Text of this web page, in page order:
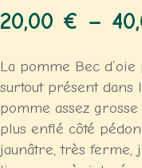
20,00 € –
La pomme Bec
surtout présent dans
pomme assez
plus enflé côté
jaunâtre, très ferme,